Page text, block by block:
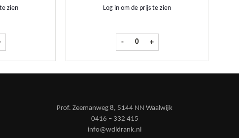
zien
20 ltr aantal
Log in om de prijs te zien
- Leffe Bruin fust 20 ltr aantal
+
Prof. Zeemanweg 8, 5144 NN Waalwijk
0416 – 332 415
info@wdldrank.nl